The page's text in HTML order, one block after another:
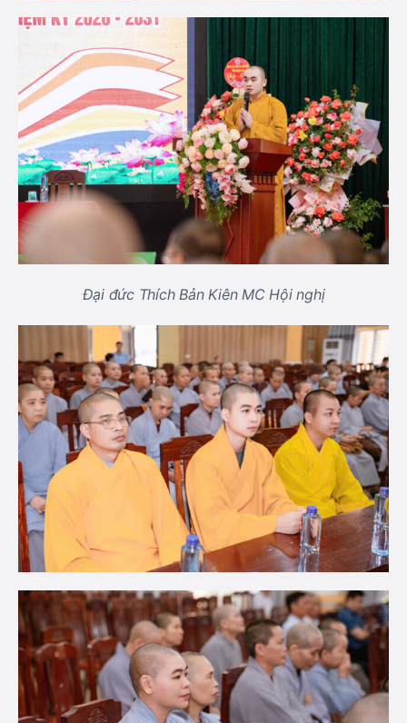
Đại đức Thích Bản Kiên MC Hội nghị